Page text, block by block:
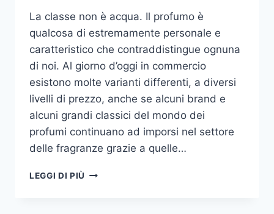
La classe non è acqua. Il profumo è
qualcosa di estremamente personale e
caratteristico che contraddistingue ognuna
di noi. Al giorno d’oggi in commercio
esistono molte varianti differenti, a diversi
livelli di prezzo, anche se alcuni brand e
alcuni grandi classici del mondo dei
profumi continuano ad imporsi nel settore
delle fragranze grazie a quelle…
LEGGI DI PIÙ